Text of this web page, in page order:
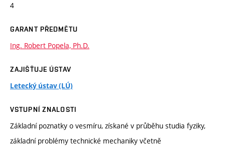
4
GARANT PŘEDMĚTU
Ing. Robert Popela, Ph.D.
ZAJIŠŤUJE ÚSTAV
Letecký ústav (LÚ)
VSTUPNÍ ZNALOSTI
Základní poznatky o vesmíru, získané v průběhu studia fyziky,
základní problémy technické mechaniky včetně